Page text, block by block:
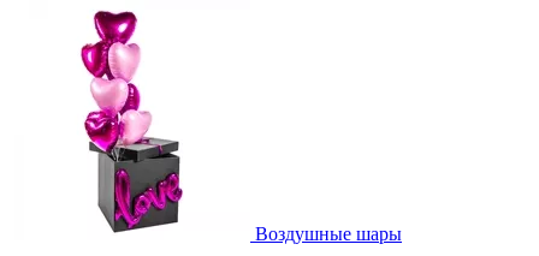
Воздушные шары